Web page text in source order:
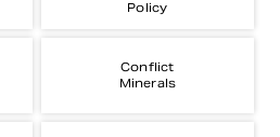
Policy
Conflict
Minerals